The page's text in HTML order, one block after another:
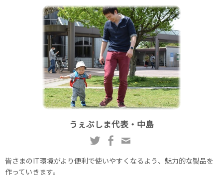
うぇぶしま代表・中島
皆さまのIT環境がより便利で使いやすくなるよう、魅力的な製品を
作っていきます。